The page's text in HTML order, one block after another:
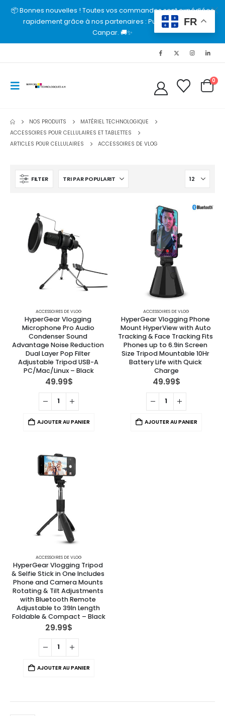
📦 Bonnes nouvelles ! Toutes vos commandes sont expédiées
rapidement grâce à nos partenaires : Purolator, UPS et
Canpar. 🚚✨
0
NOS PRODUITS
MATÉRIEL TECHNOLOGIQUE
ACCESSOIRES POUR CELLULAIRES ET TABLETTES
ARTICLES POUR CELLULAIRES
ACCESSOIRES DE VLOG
FILTER
ACCESSOIRES DE VLOG
HyperGear Vlogging
Microphone Pro Audio
Condenser Sound
Advantage Noise Reduction
Dual Layer Pop Filter
Adjustable Tripod USB-A
PC/Mac/Linux – Black
49.99$
AJOUTER AU PANIER
ACCESSOIRES DE VLOG
HyperGear Vlogging Phone
Mount HyperView with Auto
Tracking & Face Tracking Fits
Phones up to 6.9in Screen
Size Tripod Mountable 10Hr
Battery Life with Quick
Charge
49.99$
AJOUTER AU PANIER
ACCESSOIRES DE VLOG
HyperGear Vlogging Tripod
& Selfie Stick in One Includes
Phone and Camera Mounts
Rotating & Tilt Adjustments
with Bluetooth Remote
Adjustable to 39In Length
Foldable & Compact – Black
29.99$
AJOUTER AU PANIER
FR